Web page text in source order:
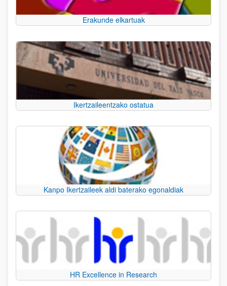
Erakunde elkartuak
Ikertzaileentzako ostatua
Kanpo Ikertzaileek aldi baterako egonaldiak
HR Excellence in Research